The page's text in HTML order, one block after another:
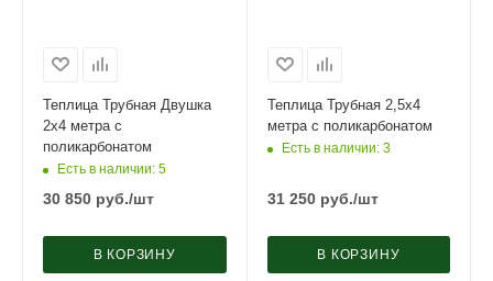
Теплица Трубная Двушка
2х4 метра с
поликарбонатом
Есть в наличии: 5
30 850 руб./шт
В КОРЗИНУ
Теплица Трубная 2,5х4
метра с поликарбонатом
Есть в наличии: 3
31 250руб./шт
В КОРЗИНУ